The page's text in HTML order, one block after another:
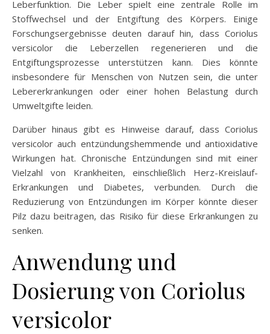
Leberfunktion. Die Leber spielt eine zentrale Rolle im
Stoffwechsel und der Entgiftung des Körpers. Einige
Forschungsergebnisse deuten darauf hin, dass Coriolus
versicolor die Leberzellen regenerieren und die
Entgiftungsprozesse unterstützen kann. Dies könnte
insbesondere für Menschen von Nutzen sein, die unter
Lebererkrankungen oder einer hohen Belastung durch
Umweltgifte leiden.
Darüber hinaus gibt es Hinweise darauf, dass Coriolus
versicolor auch entzündungshemmende und antioxidative
Wirkungen hat. Chronische Entzündungen sind mit einer
Vielzahl von Krankheiten, einschließlich Herz-Kreislauf-
Erkrankungen und Diabetes, verbunden. Durch die
Reduzierung von Entzündungen im Körper könnte dieser
Pilz dazu beitragen, das Risiko für diese Erkrankungen zu
senken.
Anwendung und
Dosierung von Coriolus
versicolor